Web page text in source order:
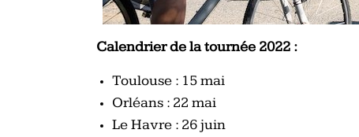
Calendrier de la tournée 2022 :
Toulouse : 15 mai
Orléans : 22 mai
Le Havre : 26 juin